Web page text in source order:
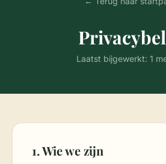
Laatst bijgewerkt: 1
1. Wie we zijn